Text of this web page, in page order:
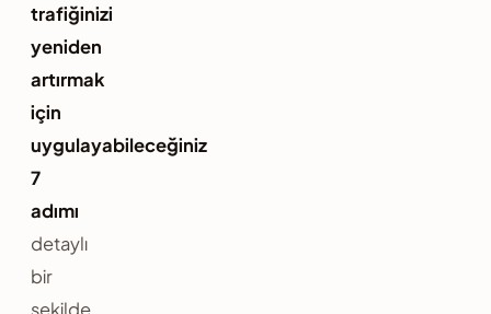
trafiğinizi
yeniden
artırmak
için
uygulayabileceğiniz
7
adımı
detaylı
bir
şekilde